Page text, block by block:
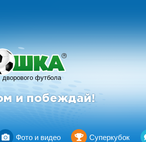
дворового футбола
R
и побеждай!
Фото и видео Суперкубок